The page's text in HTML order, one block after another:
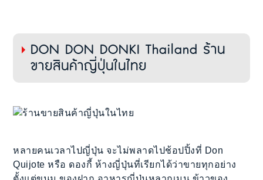
DON DON DONKI Thailand ร้าน
ขายสินค้าญี่ปุ่นในไทย
หลายคนเวลาไปญี่ปุ่น จะไม่พลาดไปช้อปปิ้งที่ Don
Quijote หรือ ดองกี้ ห้างญี่ปุ่นที่เรียกได้ว่าขายทุกอย่าง